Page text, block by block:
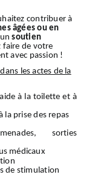
contribuer à
âgées ou en
unsoutien
faire de votre
avec passion !
les actes de la
à la toilette et à
la prise des repas
sorties
médicaux
de stimulation